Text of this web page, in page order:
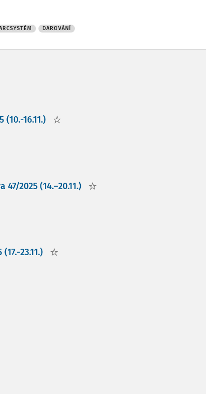
DAROVÁNÍ
16.11.)
2025 (14.–20.11.)
23.11.)